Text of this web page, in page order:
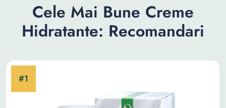
Cele Mai Bune Creme
Hidratante: Recomandari